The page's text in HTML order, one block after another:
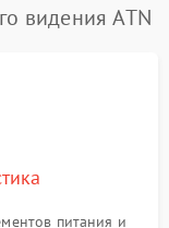
видения ATN
питания и